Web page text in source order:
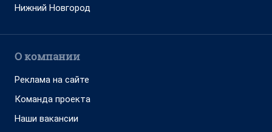
Нижний Новгород
О компании
Реклама на сайте
Команда проекта
Наши вакансии